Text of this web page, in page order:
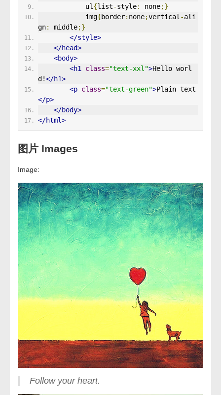
            ul
{list-style: none;}
            img
{border: none;vertical-ali
gn: middle;}
</style>
</head>
<body>
<h1 class="text-xxl">Hello worl
d!</h1>
<p class="text-green">Plain text
</p>
</body>
</html>
图片 Images
Image:
Follow your heart.